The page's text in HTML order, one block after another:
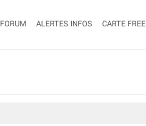
FORUM ALERTES INFOS CARTE FREE